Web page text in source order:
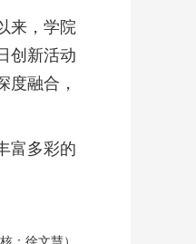
来，学院
创新活动
融合，
富多彩的